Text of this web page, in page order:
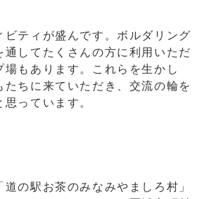
ビティが盛んです。ボルダリング
通してたくさんの方に利用いただ
場もあります。これらを生かし
たちに来ていただき、交流の輪を
っています。
の駅お茶のみなみやましろ村」